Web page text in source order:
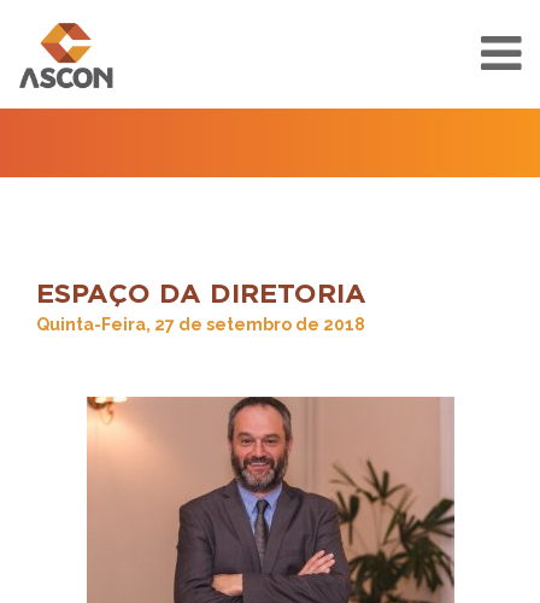
ESPAÇO DA DIRETORIA
Quinta-Feira, 27 de setembro de 2018